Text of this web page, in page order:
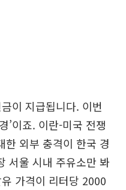
이 지급됩니다. 이번
’이죠. 이란-미국 전쟁
한 외부 충격이 한국 경
서울 시내 주유소만 봐
가격이 리터당 2000